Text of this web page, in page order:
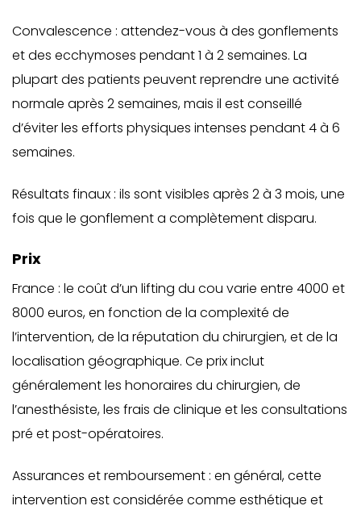
Convalescence : attendez-vous à des gonflements
et des ecchymoses pendant 1 à 2 semaines. La
plupart des patients peuvent reprendre une activité
normale après 2 semaines, mais il est conseillé
d’éviter les efforts physiques intenses pendant 4 à 6
semaines.
Résultats finaux : ils sont visibles après 2 à 3 mois, une
fois que le gonflement a complètement disparu.
Prix
France : le coût d’un lifting du cou varie entre 4000 et
8000 euros, en fonction de la complexité de
l’intervention, de la réputation du chirurgien, et de la
localisation géographique. Ce prix inclut
généralement les honoraires du chirurgien, de
l’anesthésiste, les frais de clinique et les consultations
pré et post-opératoires.
Assurances et remboursement : en général, cette
intervention est considérée comme esthétique et